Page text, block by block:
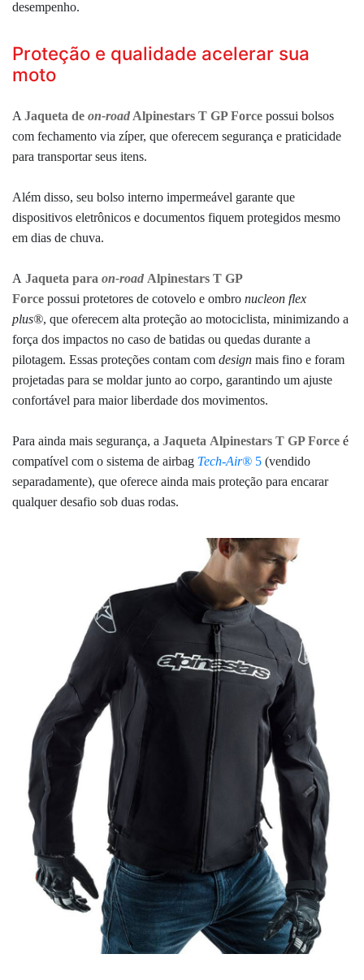
desempenho.
Proteção e qualidade acelerar sua
moto
A Jaqueta de on-road Alpinestars T GP Force possui bolsos
com fechamento via zíper, que oferecem segurança e praticidade
para transportar seus itens.
Além disso, seu bolso interno impermeável garante que
dispositivos eletrônicos e documentos fiquem protegidos mesmo
em dias de chuva.
A Jaqueta para on-road Alpinestars T GP
Force possui protetores de cotovelo e ombro nucleon flex
plus®, que oferecem alta proteção ao motociclista, minimizando a
força dos impactos no caso de batidas ou quedas durante a
pilotagem. Essas proteções contam com design mais fino e foram
projetadas para se moldar junto ao corpo, garantindo um ajuste
confortável para maior liberdade dos movimentos.
Para ainda mais segurança, a Jaqueta Alpinestars T GP Force é
compatível com o sistema de airbag Tech-Air® 5 (vendido
separadamente), que oferece ainda mais proteção para encarar
qualquer desafio sob duas rodas.